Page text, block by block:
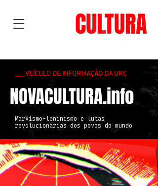
CULTURA
___ VEÍCULO DE INFORMAÇÃO DA URC
NOVACULTURA.info
Marxismo-leninismo e lutas
revolucionárias dos povos do mundo